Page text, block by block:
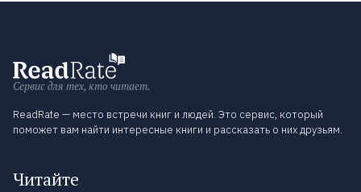
Сервис для тех, кто читает.
ReadRate — место встречи книг и людей. Это сервис, который
поможет вам найти интересные книги и рассказать о них друзьям.
Читайте